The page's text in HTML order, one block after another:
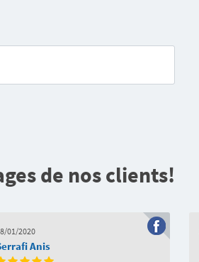
de nos clients!
01/2020
Anis